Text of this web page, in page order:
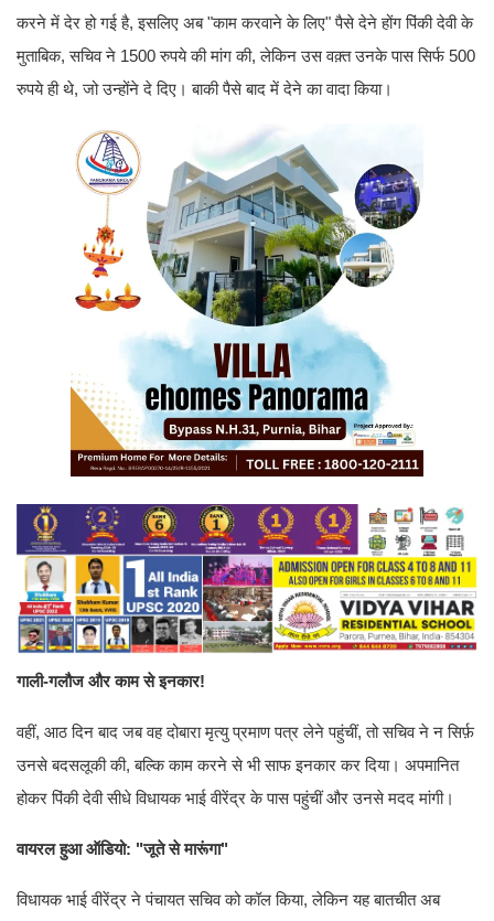
करने में देर हो गई है, इसलिए अब "काम करवाने के लिए" पैसे देने होंग पिंकी देवी के
मुताबिक, सचिव ने 1500 रुपये की मांग की, लेकिन उस वक़्त उनके पास सिर्फ 500
रुपये ही थे, जो उन्होंने दे दिए। बाकी पैसे बाद में देने का वादा किया।
गाली-गलौज और काम से इनकार!
वहीं, आठ दिन बाद जब वह दोबारा मृत्यु प्रमाण पत्र लेने पहुंचीं, तो सचिव ने न सिर्फ़
उनसे बदसलूकी की, बल्कि काम करने से भी साफ इनकार कर दिया। अपमानित
होकर पिंकी देवी सीधे विधायक भाई वीरेंद्र के पास पहुंचीं और उनसे मदद मांगी।
वायरल हुआ ऑडियो: "जूते से मारूंगा"
विधायक भाई वीरेंद्र ने पंचायत सचिव को कॉल किया, लेकिन यह बातचीत अब